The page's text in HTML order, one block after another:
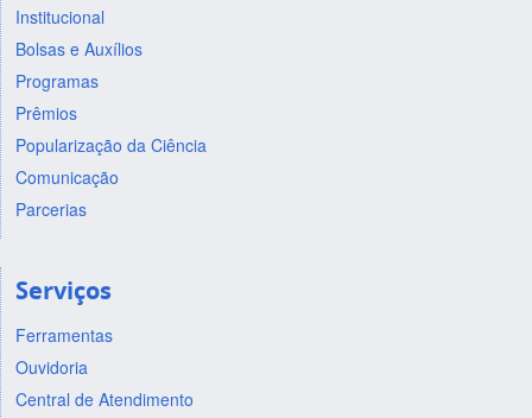
Institucional
Bolsas e Auxílios
Programas
Prêmios
Popularização da Ciência
Comunicação
Parcerias
Serviços
Ferramentas
Ouvidoria
Central de Atendimento